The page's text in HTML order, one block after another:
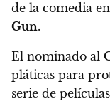
de la comedia
Gun.
El nominado al
pláticas para
serie de